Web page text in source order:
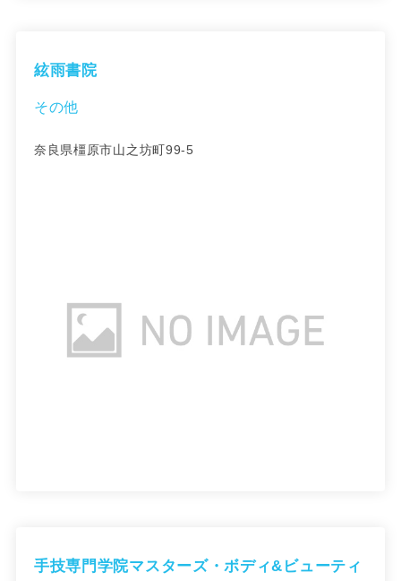
絃雨書院
その他
奈良県橿原市山之坊町99-5
手技専門学院マスターズ・ボディ&ビューティ